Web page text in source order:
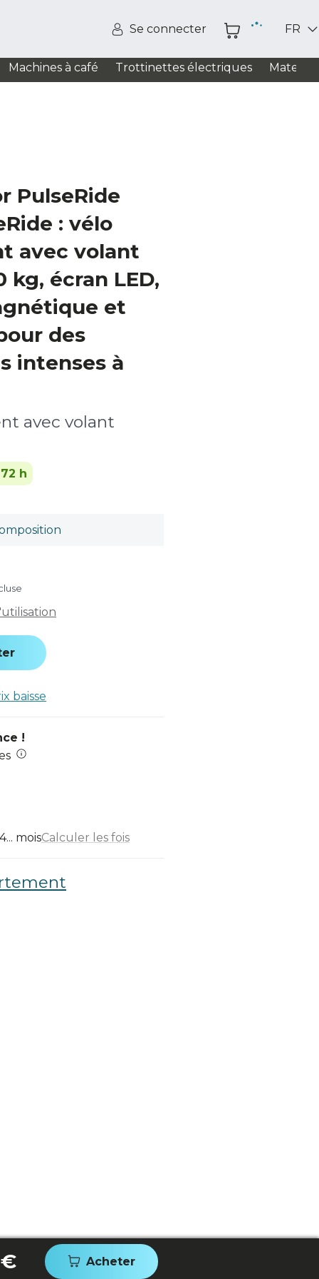
Se connecter FR
Machines à café Trottinettes électriques Matelas
PulseRide
: vélo
avec volant
écran LED,
et
des
intenses à
avec volant
h
baisse
!
moisCalculer les fois
Acheter